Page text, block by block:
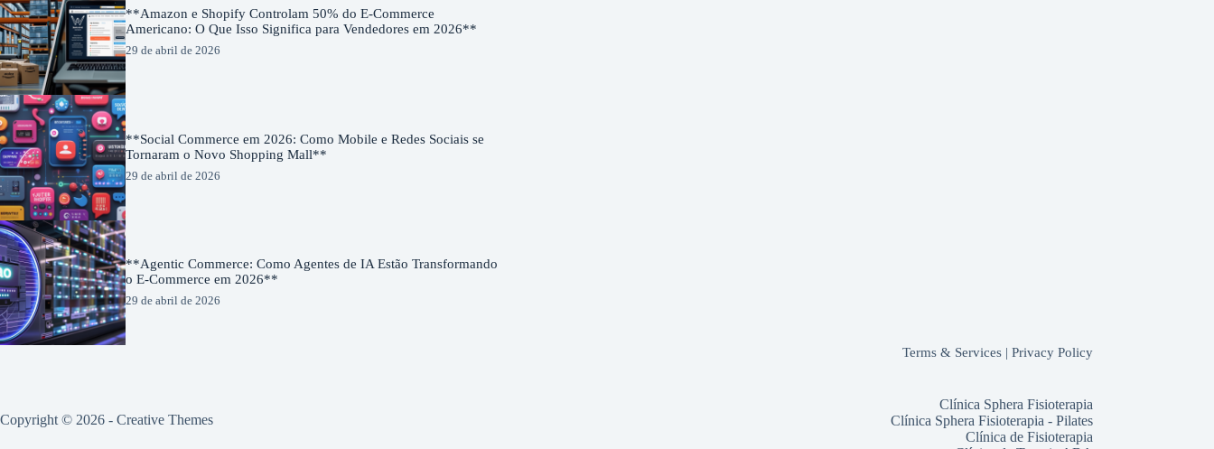
**Amazon e Shopify Controlam 50% do E-Commerce
Americano: O Que Isso Significa para Vendedores em 2026**
29 de abril de 2026
**Social Commerce em 2026: Como Mobile e Redes Sociais se
Tornaram o Novo Shopping Mall**
29 de abril de 2026
**Agentic Commerce: Como Agentes de IA Estão Transformando
o E-Commerce em 2026**
29 de abril de 2026
Copyright © 2026 - Creative Themes
Terms & Services| Privacy Policy
Clínica Sphera Fisioterapia
Clínica Sphera Fisioterapia - Pilates
Clínica de Fisioterapia